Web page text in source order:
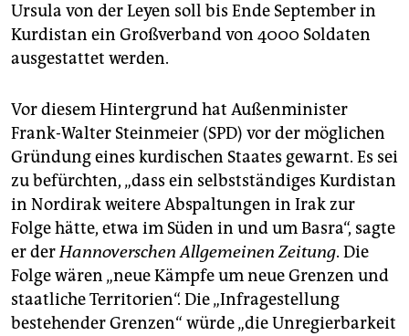
Ursula von der Leyen soll bis Ende September in
Kurdistan ein Großverband von 4000 Soldaten
ausgestattet werden.
Vor diesem Hintergrund hat Außenminister
Frank-Walter Steinmeier (SPD) vor der möglichen
Gründung eines kurdischen Staates gewarnt. Es sei
zu befürchten, „dass ein selbstständiges Kurdistan
in Nordirak weitere Abspaltungen in Irak zur
Folge hätte, etwa im Süden in und um Basra“, sagte
er derHannoverschen Allgemeinen Zeitung. Die
Folge wären „neue Kämpfe um neue Grenzen und
staatliche Territorien“. Die „Infragestellung
bestehender Grenzen“ würde „die Unregierbarkeit